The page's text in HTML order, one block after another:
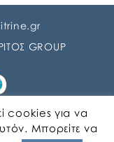
GROUP
cookies για να
Μπορείτε να